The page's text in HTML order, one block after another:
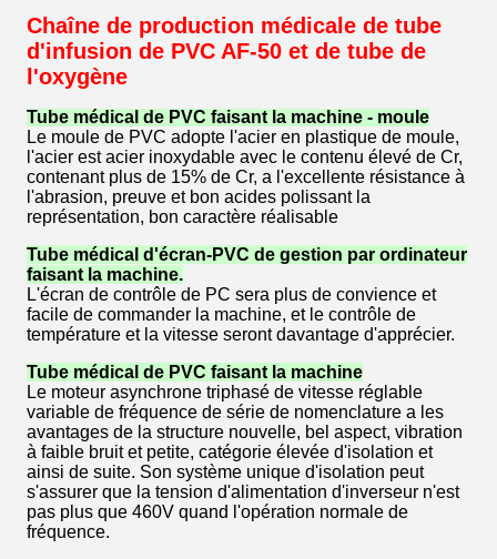
Chaîne de production médicale de tube
d'infusion de PVC AF-50 et de tube de
l'oxygène
Tube médical de PVC faisant la machine - moule
Le moule de PVC adopte l'acier en plastique de moule,
l'acier est acier inoxydable avec le contenu élevé de Cr,
contenant plus de 15% de Cr, a l'excellente résistance à
l'abrasion, preuve et bon acides polissant la
représentation, bon caractère réalisable
Tube médical d'écran-PVC de gestion par ordinateur
faisant la machine.
L'écran de contrôle de PC sera plus de convience et
facile de commander la machine, et le contrôle de
température et la vitesse seront davantage d'apprécier.
Tube médical de PVC faisant la machine
Le moteur asynchrone triphasé de vitesse réglable
variable de fréquence de série de nomenclature a les
avantages de la structure nouvelle, bel aspect, vibration
à faible bruit et petite, catégorie élevée d'isolation et
ainsi de suite. Son système unique d'isolation peut
s'assurer que la tension d'alimentation d'inverseur n'est
pas plus que 460V quand l'opération normale de
fréquence.